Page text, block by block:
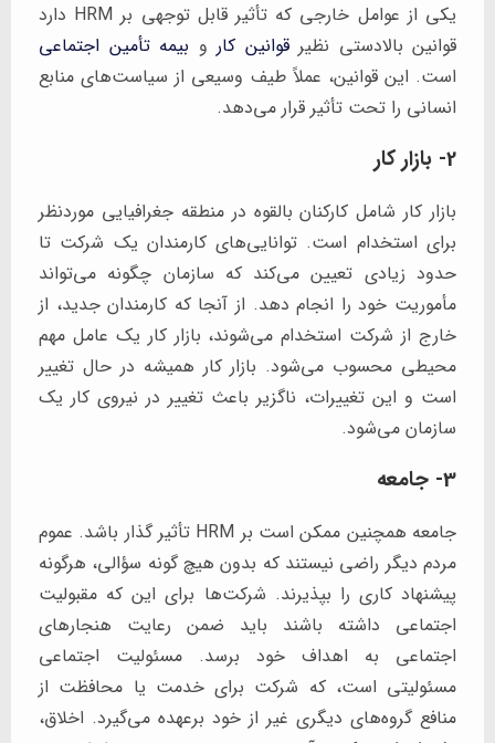
یکی از عوامل خارجی که تأثیر قابل توجهی بر HRM دارد
قوانین بالادستی نظیرقوانین کار و بیمه تأمین اجتماعی
است. این قوانین، عملاً طیف وسیعی از سیاست‌های منابع
انسانی را تحت تأثیر قرار می‌دهد.
2- بازار کار
بازار کار شامل کارکنان بالقوه در منطقه جغرافیایی موردنظر
برای استخدام است. توانایی‌های کارمندان یک شرکت تا
حدود زیادی تعیین می‌کند که سازمان چگونه می‌تواند
مأموریت خود را انجام دهد. از آنجا که کارمندان جدید، از
خارج از شرکت استخدام می‌شوند، بازار کار یک عامل مهم
محیطی محسوب می‌شود. بازار کار همیشه در حال تغییر
است و این تغییرات، ناگزیر باعث تغییر در نیروی کار یک
سازمان می‌شود.
3- جامعه
جامعه همچنین ممکن است بر HRM تأثیر گذار باشد. عموم
مردم دیگر راضی نیستند که بدون هیچ گونه سؤالی، هرگونه
پیشنهاد کاری را بپذیرند. شرکت‌ها برای این که مقبولیت
اجتماعی داشته باشند باید ضمن رعایت هنجارهای
اجتماعی به اهداف خود برسد. مسئولیت اجتماعی
مسئولیتی است، که شرکت برای خدمت یا محافظت از
منافع گروه‌های دیگری غیر از خود برعهده می‌گیرد. اخلاق،